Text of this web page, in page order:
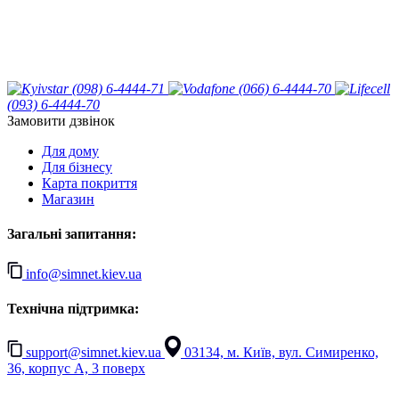
(098) 6-4444-71
(066) 6-4444-70
(093) 6-4444-70
Замовити дзвінок
Для дому
Для бізнесу
Карта покриття
Магазин
Загальні запитання:
info@simnet.kiev.ua
Технічна підтримка:
support@simnet.kiev.ua
03134, м. Київ, вул. Симиренко,
36, корпус А, 3 поверх